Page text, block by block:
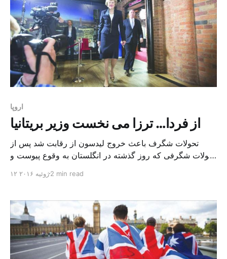
اروپا
از فردا… ترزا می نخست وزیر بریتانیا
تحولات شگرف باعث خروج لیدسون از رقابت شد پس از
تحولات شگرفی که روز گذشته در انگلستان به وقوع پیوست و
ها شد، راه برای نخست وزیری خانم می هموار شد. دیوید
چهارشنبه […]
۱۲ ژوئیه ۲۰۱۶2 min read